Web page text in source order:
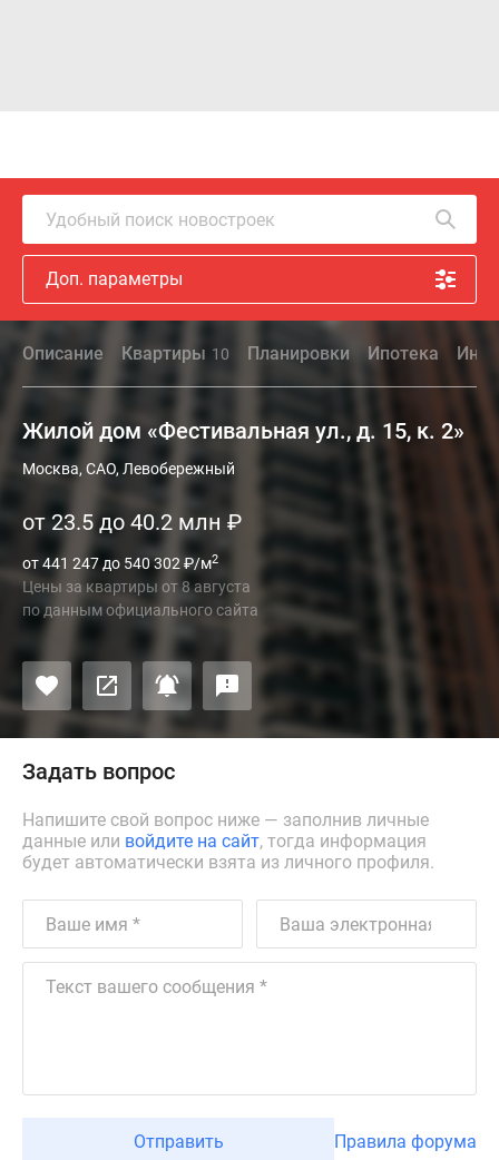
Удобный поиск новостроек
Доп. параметры
Описание Квартиры 10 Планировки Ипотека
Жилой дом «Фестивальная ул., д. 15, к. 2»
Москва, САО, Левобережный
от 23.5 до 40.2 млн ₽
от 441 247 до 540 302 ₽/м2
Цены за квартиры от8 августа
по данным официального сайта
Задать вопрос
Напишите свой вопрос ниже — заполнив личные
данные или войдите на сайт, тогда информация
будет автоматически взята из личного профиля.
Отправить Правила форума